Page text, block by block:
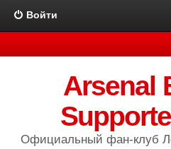
Войти
Arsenal
Официальный фан-клуб